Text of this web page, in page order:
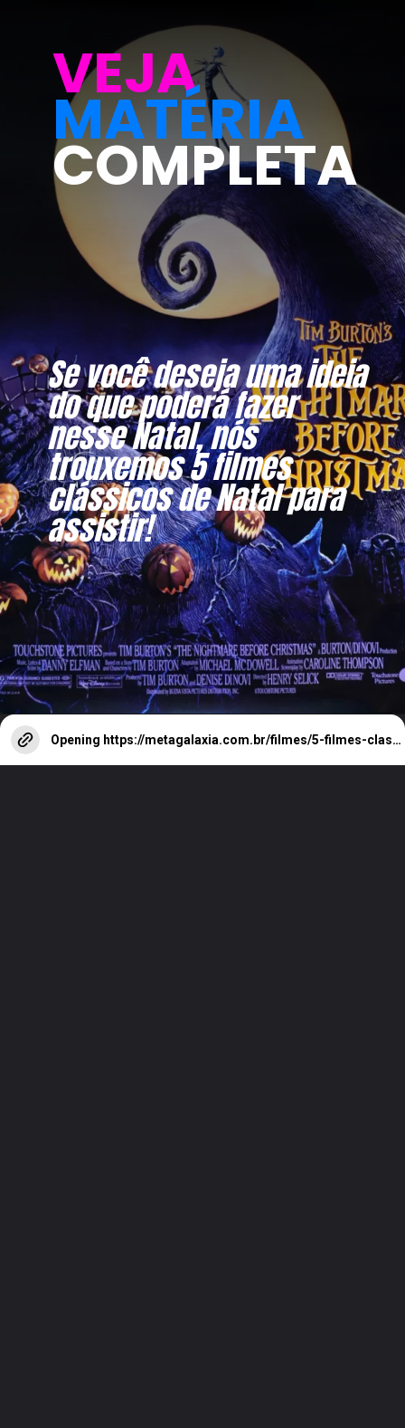
VEJA
MATÉRIA
COMPLETA
Se você deseja uma ideia
do que poderá fazer
nesse Natal, nós
trouxemos 5 filmes
clássicos de Natal para
assistir!
Opening https://metagalaxia.com.br/filmes/5-filmes-classicos-de-natal-para-assistir/